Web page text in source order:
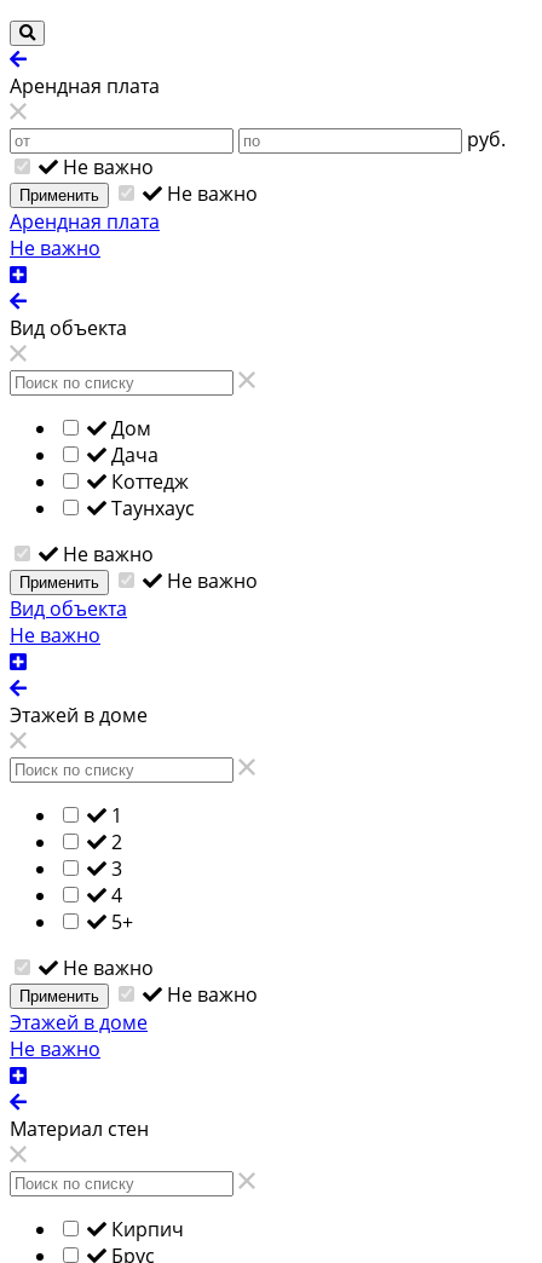
Арендная плата
руб.
Не важно
Применить
Не важно
Арендная плата
Не важно
Вид объекта
Дом
Дача
Коттедж
Таунхаус
Не важно
Применить
Не важно
Вид объекта
Не важно
Этажей в доме
1
2
3
4
5+
Не важно
Применить
Не важно
Этажей в доме
Не важно
Материал стен
Кирпич
Брус